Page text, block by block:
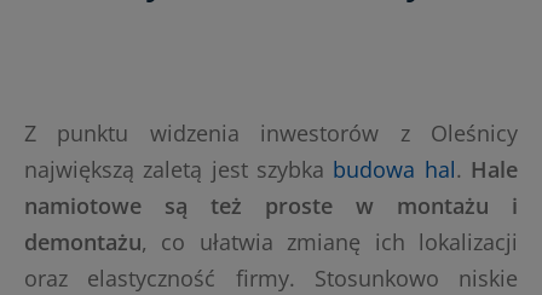
Z punktu widzenia inwestorów z Oleśnicy
największą zaletą jest szybka budowa hal. Hale
namiotowe są też proste w montażu i
demontażu, co ułatwia zmianę ich lokalizacji
oraz elastyczność firmy. Stosunkowo niskie